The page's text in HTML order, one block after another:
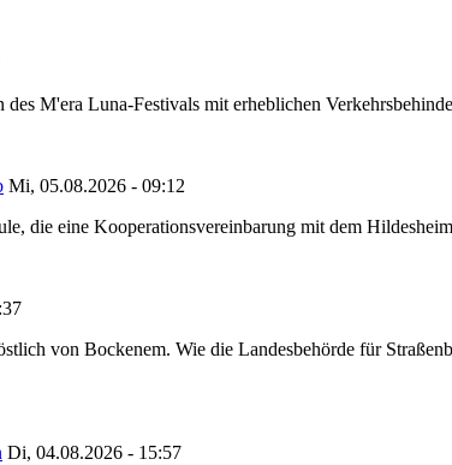
M'era Luna-Festivals mit erheblichen
Mi, 05.08.2026 - 09:12
die eine Kooperationsvereinbarung mit dem
von Bockenem. Wie die Landesbehörde für
Di, 04.08.2026 - 15:57